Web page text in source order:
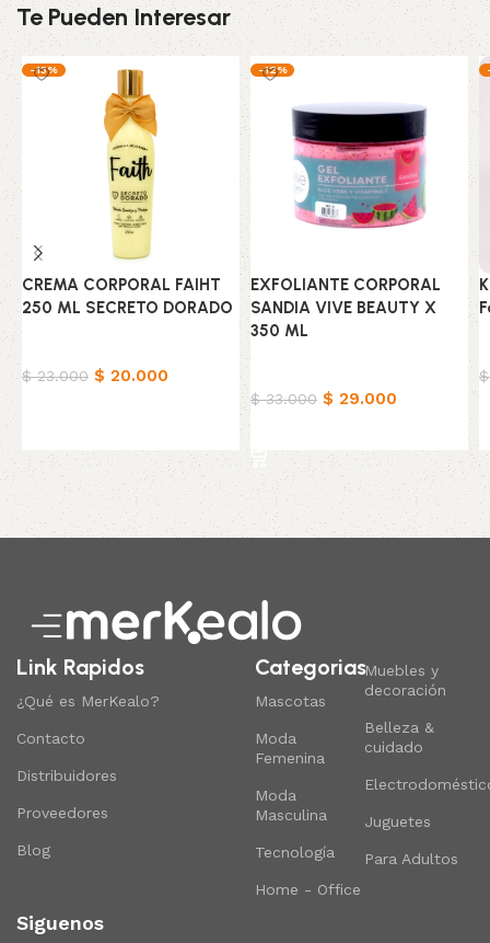
Te Pueden Interesar
-13%
CREMA CORPORAL FAIHT
250 ML SECRETO DORADO
$23.000 $ 20.000
-12%
EXFOLIANTE CORPORAL
SANDIA VIVE BEAUTY X
350 ML
$33.000 $ 29.000
$
Read More
Link Rapidos
¿Qué es MerKealo?
Contacto
Distribuidores
Proveedores
Blog
Categorias
Mascotas
Moda
Femenina
Moda
Masculina
Tecnología
Home - Office
Muebles y
decoración
Belleza &
cuidado
Juguetes
Para Adultos
Siguenos